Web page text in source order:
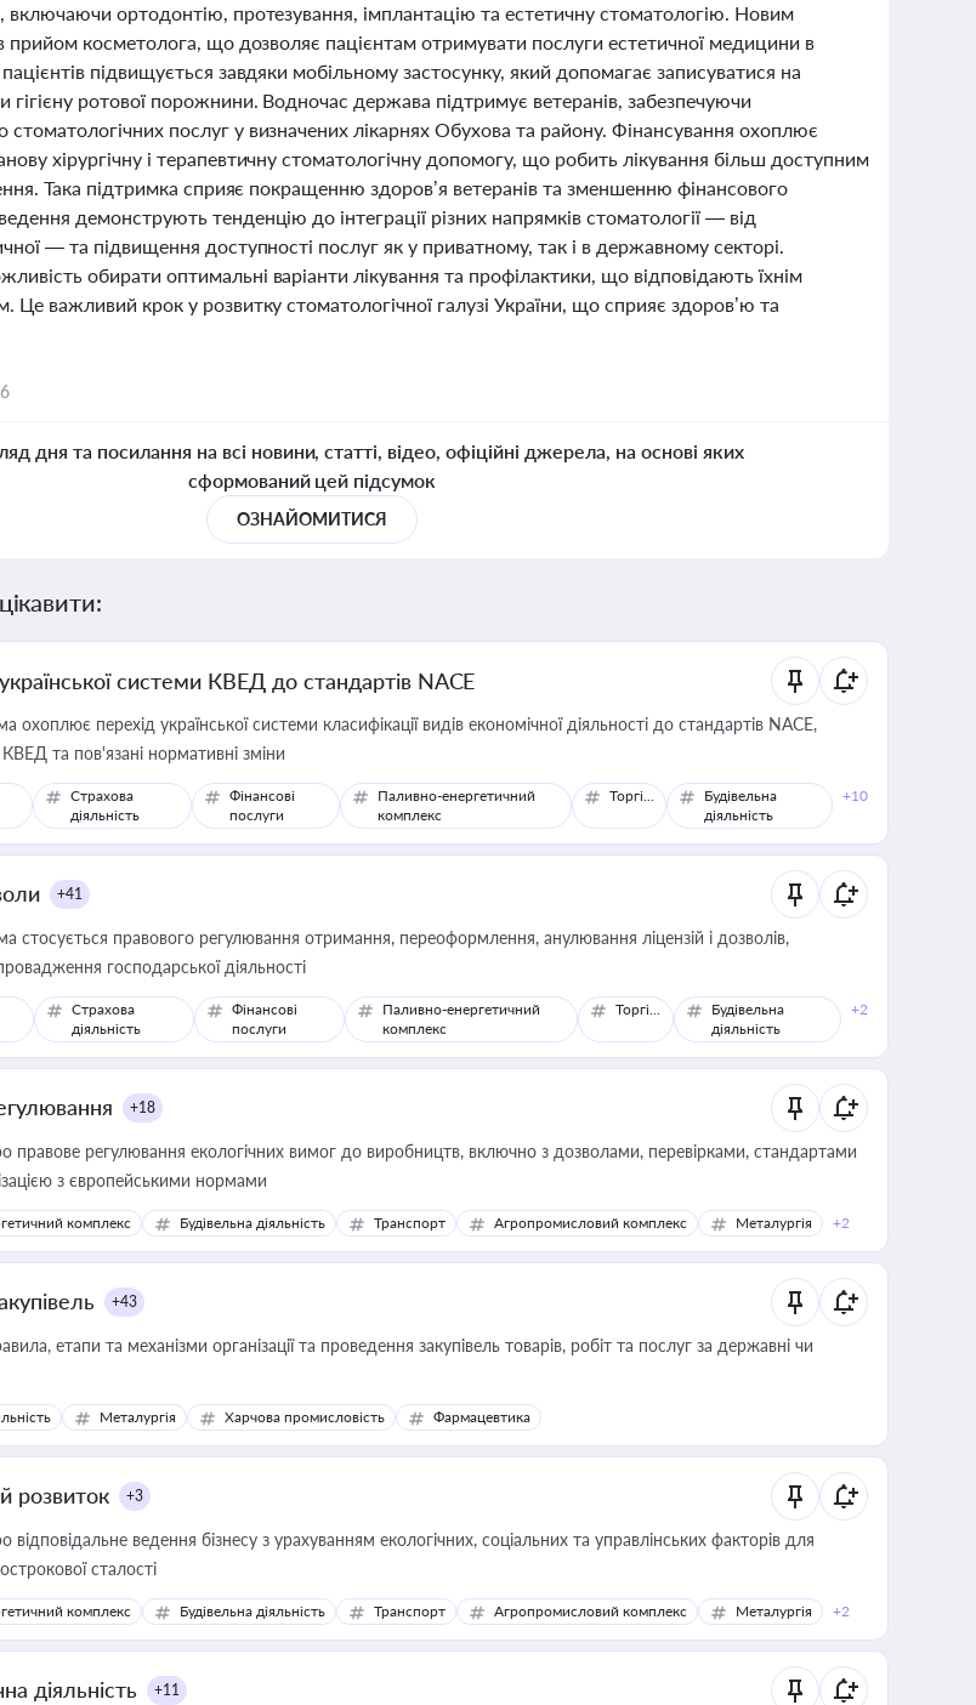
включаючи ортодонтію, протезування, імплантацію та естетичну стоматологію. Новим
прийом косметолога, що дозволяє пацієнтам отримувати послуги естетичної медицини в
підвищується завдяки мобільному застосунку, який допомагає записуватися на
ротової порожнини. Водночас держава підтримує ветеранів, забезпечуючи
послуг у визначених лікарнях Обухова та району. Фінансування охоплює
хірургічну і терапевтичну стоматологічну допомогу, що робить лікування більш доступним
Така підтримка сприяє покращенню здоров’я ветеранів та зменшенню фінансового
демонструють тенденцію до інтеграції різних напрямків стоматології — від
— та підвищення доступності послуг як у приватному, так і в державному секторі.
обирати оптимальні варіанти лікування та профілактики, що відповідають їхнім
Це важливий крок у розвитку стоматологічної галузі України, що сприяє здоров’ю та
дня та посилання на всі новини, статті, відео, офіційні джерела, на основі яких
сформований цей підсумок
ОЗНАЙОМИТИСЯ
системи КВЕД до стандартів NACE
охоплює перехід української системи класифікації видів економічної діяльності до стандартів NACE,
та пов'язані нормативні зміни
Страхова
діяльність
Фінансові
послуги
Паливно-енергетичний
комплекс
Торгівля
Будівельна
діяльність
+10
+41
стосується правового регулювання отримання, переоформлення, анулювання ліцензій і дозволів,
господарської діяльності
Страхова
діяльність
Фінансові
послуги
Паливно-енергетичний
комплекс
Торгівля
Будівельна
діяльність
+2
+18
правове регулювання екологічних вимог до виробництв, включно з дозволами, перевірками, стандартами
з європейськими нормами
комплекс Будівельна діяльність Транспорт Агропромисловий комплекс Металургія +2
+43
етапи та механізми організації та проведення закупівель товарів, робіт та послуг за державні чи
Металургія Харчова промисловість Фармацевтика
розвиток +3
відповідальне ведення бізнесу з урахуванням екологічних, соціальних та управлінських факторів для
сталості
комплекс Будівельна діяльність Транспорт Агропромисловий комплекс Металургія +2
діяльність +11